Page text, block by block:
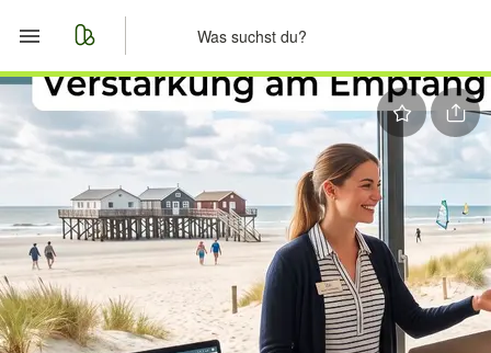
Start
Merkliste
Nachrichten
Anzeige aufgeben